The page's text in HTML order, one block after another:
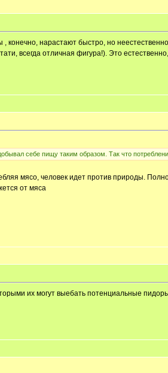
нарастают быстро, но
всегда отличная фигура!). Это
себе пищу таким образом. Так что
мясо, человек идет против природы.
от мяса
их могут выебать потенциальные